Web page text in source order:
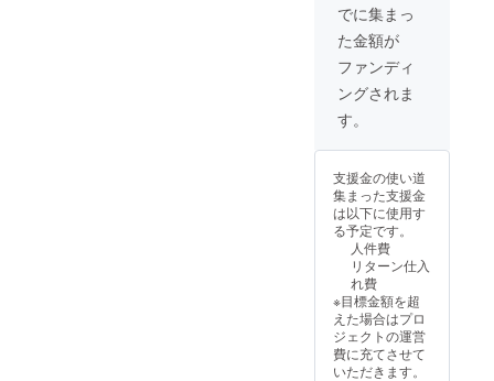
でに集まっ
た金額が
ファンディ
ングされま
す。
支援金の使い道
集まった支援金
は以下に使用す
る予定です。
人件費
リターン仕入
れ費
※目標金額を超
えた場合はプロ
ジェクトの運営
費に充てさせて
いただきます。